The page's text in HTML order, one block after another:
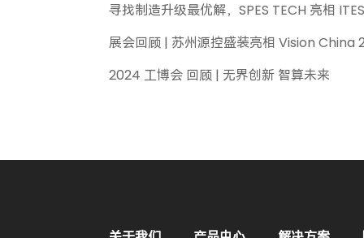
寻找制造升级最优解，SPES TECH 亮相
展会回顾 | 苏州源控盛装亮相 Vision China
2024 工博会 回顾 | 无界创新 智算未来